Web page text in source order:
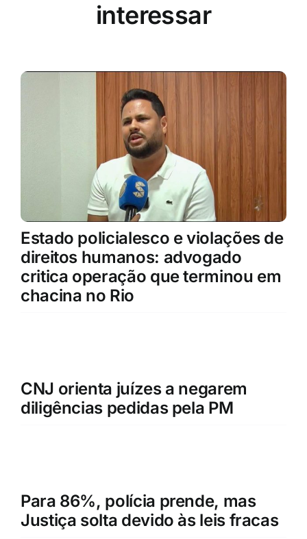
interessar
Estado policialesco e violações de
direitos humanos: advogado
critica operação que terminou em
chacina no Rio
CNJ orienta juízes a negarem
diligências pedidas pela PM
Para 86%, polícia prende, mas
Justiça solta devido às leis fracas